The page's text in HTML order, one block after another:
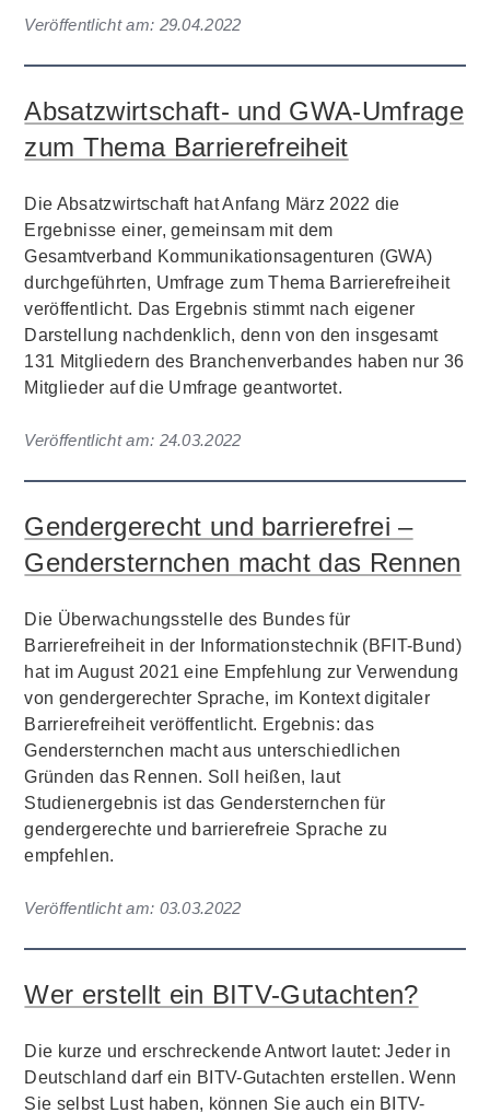
Veröffentlicht am: 29.04.2022
Absatzwirtschaft- und GWA-Umfrage
zum Thema Barrierefreiheit
Die Absatzwirtschaft hat Anfang März 2022 die
Ergebnisse einer, gemeinsam mit dem
Gesamtverband Kommunikationsagenturen (GWA)
durchgeführten, Umfrage zum Thema Barrierefreiheit
veröffentlicht. Das Ergebnis stimmt nach eigener
Darstellung nachdenklich, denn von den insgesamt
131 Mitgliedern des Branchenverbandes haben nur 36
Mitglieder auf die Umfrage geantwortet.
Veröffentlicht am: 24.03.2022
Gendergerecht und barrierefrei –
Gendersternchen macht das Rennen
Die Überwachungsstelle des Bundes für
Barrierefreiheit in der Informationstechnik (BFIT-Bund)
hat im August 2021 eine Empfehlung zur Verwendung
von gendergerechter Sprache, im Kontext digitaler
Barrierefreiheit veröffentlicht. Ergebnis: das
Gendersternchen macht aus unterschiedlichen
Gründen das Rennen. Soll heißen, laut
Studienergebnis ist das Gendersternchen für
gendergerechte und barrierefreie Sprache zu
empfehlen.
Veröffentlicht am: 03.03.2022
Wer erstellt ein BITV-Gutachten?
Die kurze und erschreckende Antwort lautet: Jeder in
Deutschland darf ein BITV-Gutachten erstellen. Wenn
Sie selbst Lust haben, können Sie auch ein BITV-